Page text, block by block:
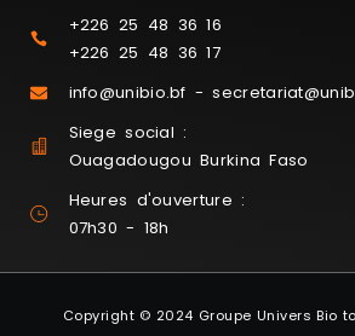
+226 25 48 36 16
+226 25 48 36 17
info@unibio.bf -
Siege social :
Ouagadougou Burkina Faso
Heures d'ouverture :
07h30 - 18h
Copyright © 2024 Groupe Univers Bio